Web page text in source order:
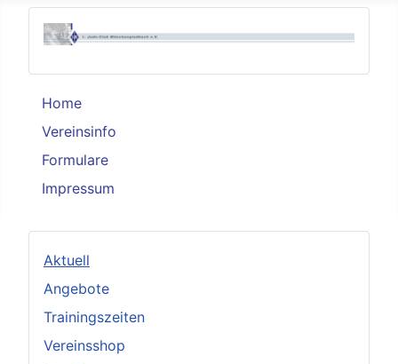
Home
Vereinsinfo
Formulare
Impressum
Aktuell
Angebote
Trainingszeiten
Vereinsshop